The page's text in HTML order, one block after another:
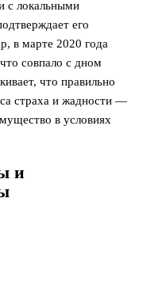
с локальными
его
в марте 2020 года
совпало с дном
что правильно
страха и жадности —
в условиях
и